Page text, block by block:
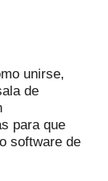
unirse,
de
para que
software de